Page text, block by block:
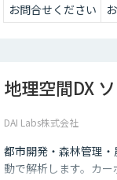
お問合せください
地理空間DX
DAI Labs株式会社
都市開発・森林管理
動で解析します。カ